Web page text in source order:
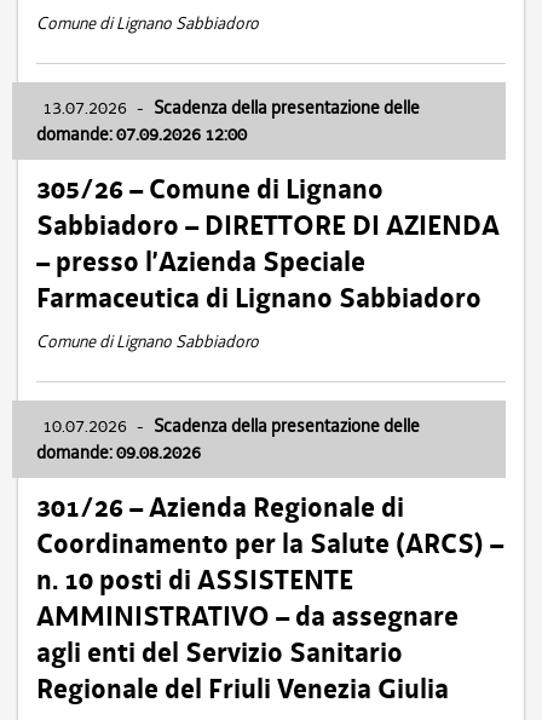
Comune di Lignano Sabbiadoro
13.07.2026 - Scadenza della presentazione delle
domande: 07.09.2026 12:00
305/26 – Comune di Lignano
Sabbiadoro – DIRETTORE DI AZIENDA
– presso l’Azienda Speciale
Farmaceutica di Lignano Sabbiadoro
Comune di Lignano Sabbiadoro
10.07.2026 - Scadenza della presentazione delle
domande: 09.08.2026
301/26 – Azienda Regionale di
Coordinamento per la Salute (ARCS) –
n. 10 posti di ASSISTENTE
AMMINISTRATIVO – da assegnare
agli enti del Servizio Sanitario
Regionale del Friuli Venezia Giulia